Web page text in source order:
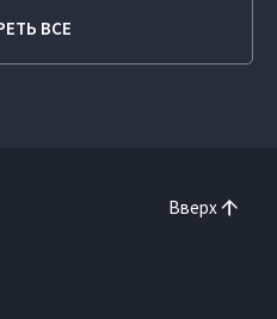
ВСЕ
Вверх